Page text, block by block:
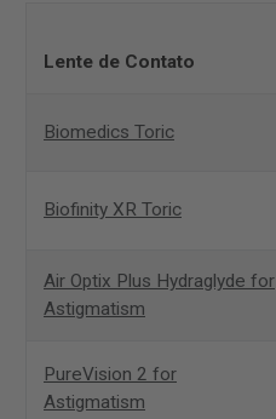
Lente de Contato
Biomedics Toric
Biofinity XR Toric
Air Optix Plus Hydraglyde for
Astigmatism
PureVision 2 for
Astigmatism